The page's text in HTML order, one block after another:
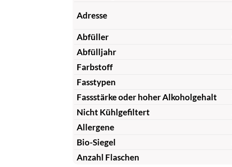
Adresse
Abfüller
Abfülljahr
Farbstoff
Fasstypen
Fassstärke oder hoher Alkoholgehalt
Nicht Kühlgefiltert
Allergene
Bio-Siegel
Anzahl Flaschen